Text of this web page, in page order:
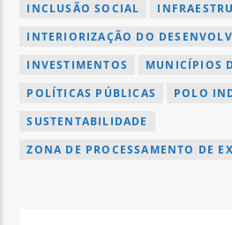
INCLUSÃO SOCIAL
INTERIORIZAÇÃO DO
INVESTIMENTOS
MUNICÍPIOS
POLÍTICAS PÚBLICAS
POLO
SUSTENTABILIDADE
ZONA DE PROCESSAMENTO DE